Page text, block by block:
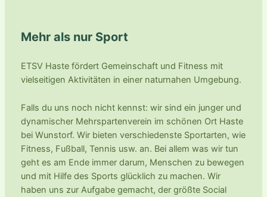
Mehr als nur Sport
ETSV Haste fördert Gemeinschaft und Fitness mit
vielseitigen Aktivitäten in einer naturnahen Umgebung.
Falls du uns noch nicht kennst: wir sind ein junger und
dynamischer Mehrspartenverein im schönen Ort Haste
bei Wunstorf. Wir bieten verschiedenste Sportarten, wie
Fitness, Fußball, Tennis usw. an. Bei allem was wir tun
geht es am Ende immer darum, Menschen zu bewegen
und mit Hilfe des Sports glücklich zu machen. Wir
haben uns zur Aufgabe gemacht, der größte Social